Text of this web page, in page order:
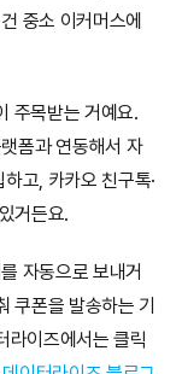
중소 이커머스에
주목받는 거예요.
폼과 연동해서 자
고, 카카오 친구톡·
거든요.
자동으로 보내거
쿠폰을 발송하는 기
라이즈에서는 클릭